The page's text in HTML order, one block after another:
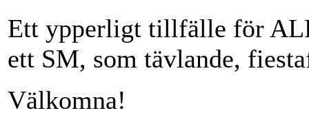
Ett ypperligt tillfälle för
ett SM, som tävlande,
Välkomna!